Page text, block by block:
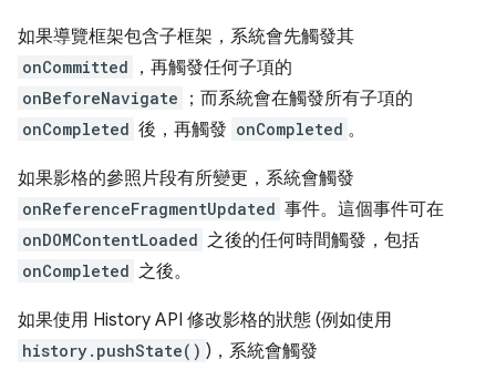
如果導覽框架包含子框架，系統會先觸發其
onCommitted ，再觸發任何子項的
onBeforeNavigate ；而系統會在觸發所有子項的
onCompleted 後，再觸發 onCompleted 。
如果影格的參照片段有所變更，系統會觸發
onReferenceFragmentUpdated 事件。這個事件可在
onDOMContentLoaded 之後的任何時間觸發，包括
onCompleted 之後。
如果使用 History API 修改影格的狀態 (例如使用
history.pushState() )，系統會觸發